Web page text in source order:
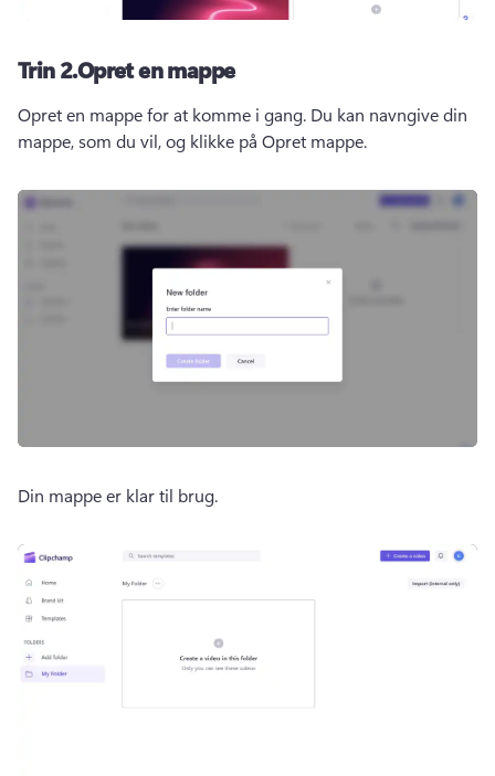
Trin 2.Opret en mappe
Opret en mappe for at komme i gang. Du kan navngive din
mappe, som du vil, og klikke på Opret mappe.
Din mappe er klar til brug.